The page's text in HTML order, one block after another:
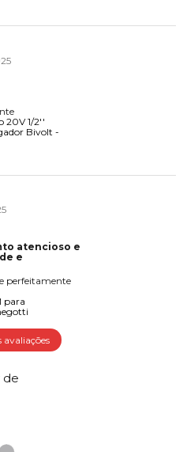
20V 1/2''
Bivolt -
atencioso e
e
perfeitamente
para
avaliações
de